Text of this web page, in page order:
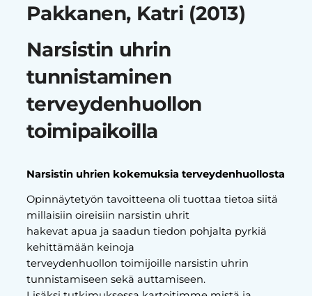
Pakkanen, Katri (2013)
Narsistin uhrin
tunnistaminen
terveydenhuollon
toimipaikoilla
Narsistin uhrien kokemuksia terveydenhuollosta
Opinnäytetyön tavoitteena oli tuottaa tietoa siitä
millaisiin oireisiin narsistin uhrit
hakevat apua ja saadun tiedon pohjalta pyrkiä
kehittämään keinoja
terveydenhuollon toimijoille narsistin uhrin
tunnistamiseen sekä auttamiseen.